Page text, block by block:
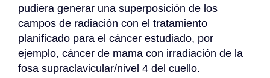
pudiera generar una superposición de los
campos de radiación con el tratamiento
planificado para el cáncer estudiado, por
ejemplo, cáncer de mama con irradiación de la
fosa supraclavicular/nivel 4 del cuello.